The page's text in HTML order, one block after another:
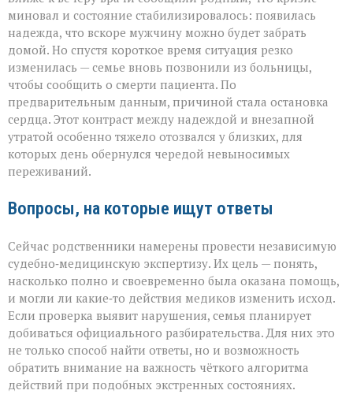
миновал и состояние стабилизировалось: появилась
надежда, что вскоре мужчину можно будет забрать
домой. Но спустя короткое время ситуация резко
изменилась — семье вновь позвонили из больницы,
чтобы сообщить о смерти пациента. По
предварительным данным, причиной стала остановка
сердца. Этот контраст между надеждой и внезапной
утратой особенно тяжело отозвался у близких, для
которых день обернулся чередой невыносимых
переживаний.
Вопросы, на которые ищут ответы
Сейчас родственники намерены провести независимую
судебно‑медицинскую экспертизу. Их цель — понять,
насколько полно и своевременно была оказана помощь,
и могли ли какие‑то действия медиков изменить исход.
Если проверка выявит нарушения, семья планирует
добиваться официального разбирательства. Для них это
не только способ найти ответы, но и возможность
обратить внимание на важность чёткого алгоритма
действий при подобных экстренных состояниях.